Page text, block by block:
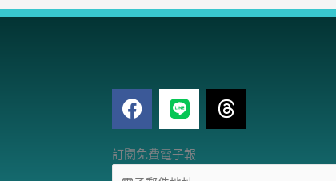
F
a
e
T
h
訂閱免費電子報
電